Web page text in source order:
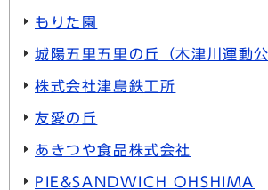
もりた園
城陽五里五里の丘（木津川運動公
株式会社津島鉄工所
友愛の丘
あきつや食品株式会社
PIE&SANDWICH OHSHIMA